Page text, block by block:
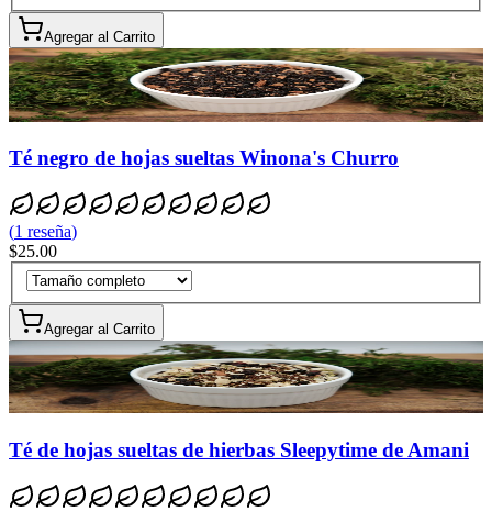
Agregar al Carrito
Té negro de hojas sueltas Winona's Churro
(1 reseña)
$25.00
Agregar al Carrito
Té de hojas sueltas de hierbas Sleepytime de Amani